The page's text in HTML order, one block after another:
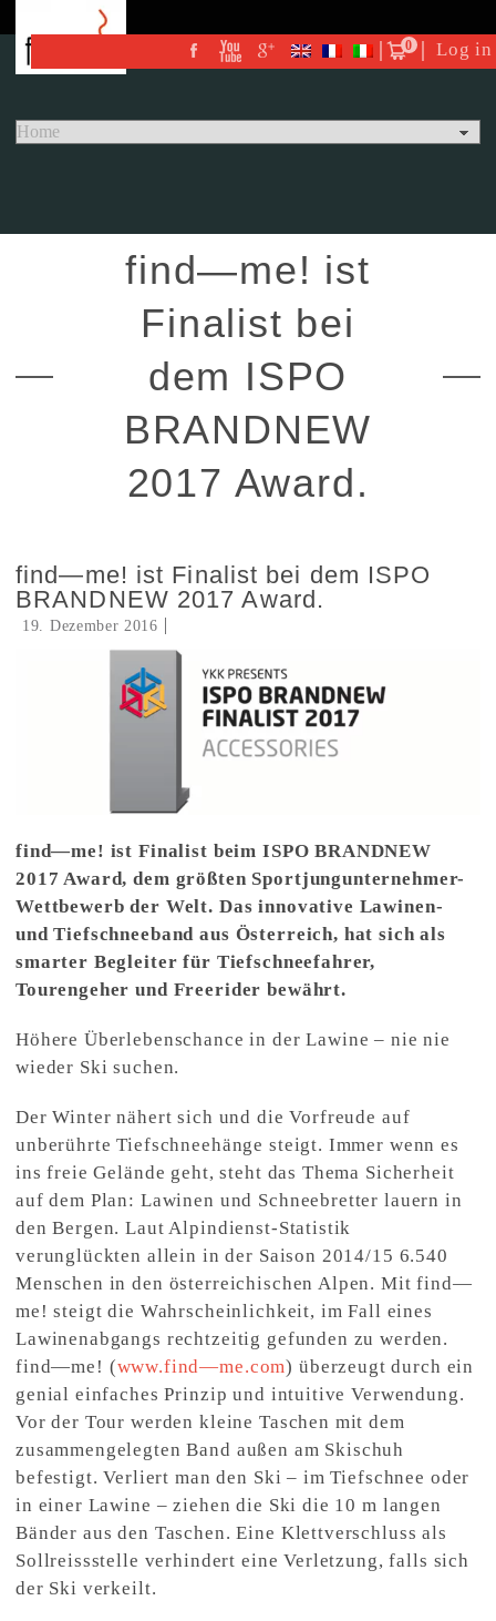
0 Log in
find—me! ist
Finalist bei
dem ISPO
BRANDNEW
2017 Award.
find—me! ist Finalist bei dem ISPO
BRANDNEW 2017 Award.
19. Dezember 2016
find—me! ist Finalist beim ISPO BRANDNEW
2017 Award, dem größten Sportjungunternehmer-
Wettbewerb der Welt. Das innovative Lawinen-
und Tiefschneeband aus Österreich, hat sich als
smarter Begleiter für Tiefschneefahrer,
Tourengeher und Freerider bewährt.
Höhere Überlebenschance in der Lawine – nie nie
wieder Ski suchen.
Der Winter nähert sich und die Vorfreude auf
unberührte Tiefschneehänge steigt. Immer wenn es
ins freie Gelände geht, steht das Thema Sicherheit
auf dem Plan: Lawinen und Schneebretter lauern in
den Bergen. Laut Alpindienst-Statistik
verunglückten allein in der Saison 2014/15 6.540
Menschen in den österreichischen Alpen. Mit find—
me! steigt die Wahrscheinlichkeit, im Fall eines
Lawinenabgangs rechtzeitig gefunden zu werden.
find—me! (www.find—me.com) überzeugt durch ein
genial einfaches Prinzip und intuitive Verwendung.
Vor der Tour werden kleine Taschen mit dem
zusammengelegten Band außen am Skischuh
befestigt. Verliert man den Ski – im Tiefschnee oder
in einer Lawine – ziehen die Ski die 10 m langen
Bänder aus den Taschen. Eine Klettverschluss als
Sollreissstelle verhindert eine Verletzung, falls sich
der Ski verkeilt.